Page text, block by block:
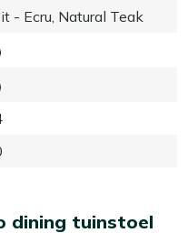
- Ecru, Natural Teak
dining tuinstoel